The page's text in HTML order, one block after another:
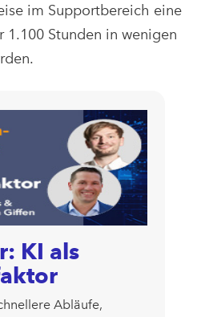
im Supportbereich eine
1.100 Stunden in wenigen
KI als
Abläufe,